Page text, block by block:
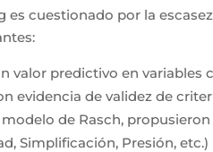
es cuestionado por la
valor predictivo en variables
evidencia de validez de
de Rasch,
Simplificación, Presión,